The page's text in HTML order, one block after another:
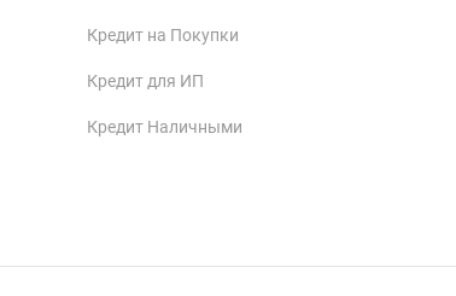
Кредит на Покупки
Кредит для ИП
Кредит Наличными